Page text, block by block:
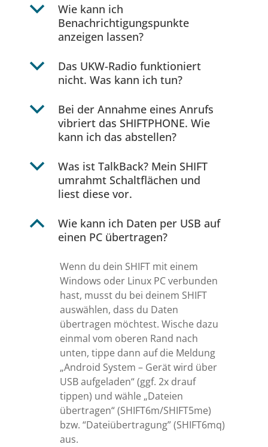
b
Wie kann ich
Benachrichtigungspunkte
anzeigen lassen?
b
Das UKW-Radio funktioniert
nicht. Was kann ich tun?
b
Bei der Annahme eines Anrufs
vibriert das SHIFTPHONE. Wie
kann ich das abstellen?
b
Was ist TalkBack? Mein SHIFT
umrahmt Schaltflächen und
liest diese vor.
B
Wie kann ich Daten per USB auf
einen PC übertragen?
Wenn du dein SHIFT mit einem
Windows oder Linux PC verbunden
hast, musst du bei deinem SHIFT
auswählen, dass du Daten
übertragen möchtest. Wische dazu
einmal vom oberen Rand nach
unten, tippe dann auf die Meldung
„Android System – Gerät wird über
USB aufgeladen“ (ggf. 2x drauf
tippen) und wähle „Dateien
übertragen“ (SHIFT6m/SHIFT5me)
bzw. “Dateiübertragung” (SHIFT6mq)
aus.